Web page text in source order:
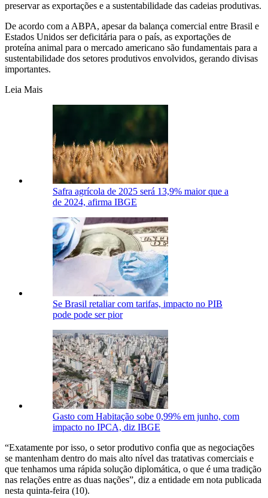
preservar as exportações e a sustentabilidade das cadeias produtivas.
De acordo com a ABPA, apesar da balança comercial entre Brasil e
Estados Unidos ser deficitária para o país, as exportações de
proteína animal para o mercado americano são fundamentais para a
sustentabilidade dos setores produtivos envolvidos, gerando divisas
importantes.
Leia Mais
Safra agrícola de 2025 será 13,9% maior que a
de 2024, afirma IBGE
Se Brasil retaliar com tarifas, impacto no PIB
pode pode ser pior
Gasto com Habitação sobe 0,99% em junho, com
impacto no IPCA, diz IBGE
“Exatamente por isso, o setor produtivo confia que as negociações
se mantenham dentro do mais alto nível das tratativas comerciais e
que tenhamos uma rápida solução diplomática, o que é uma tradição
nas relações entre as duas nações”, diz a entidade em nota publicada
nesta quinta-feira (10).